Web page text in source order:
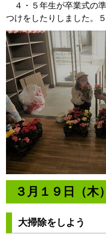
４・５年生が卒業式の
つけをしたりしました。
３月１９日（木）
大掃除をしよう